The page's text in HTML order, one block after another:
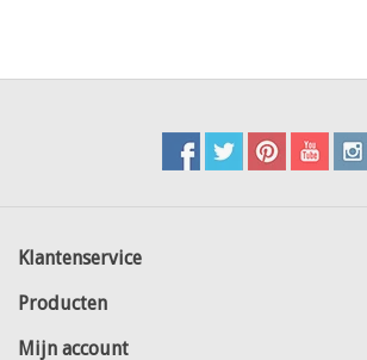
Klantenservice
Producten
Mijn account